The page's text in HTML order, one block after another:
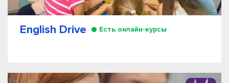
English Drive Есть онлайн-курсы